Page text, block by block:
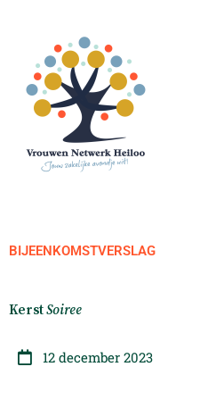
inhoud
BIJEENKOMSTVERSLAG
KerstSoiree
12 december 2023